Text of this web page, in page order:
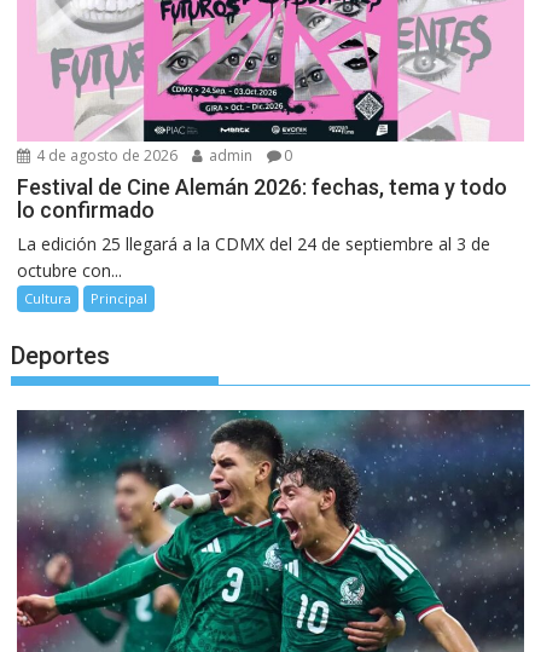
4 de agosto de 2026 admin 0
Festival de Cine Alemán 2026: fechas, tema y todo
lo confirmado
La edición 25 llegará a la CDMX del 24 de septiembre al 3 de
octubre con...
Cultura Principal
Deportes